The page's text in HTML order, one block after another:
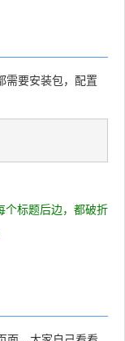
需要安装包，配置
个标题后边，都破折